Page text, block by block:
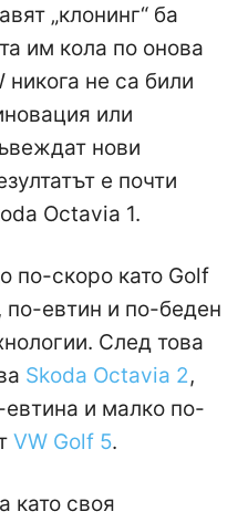
„клонинг“ ба
им кола по онова
не са били
или
нови
е почти
Octavia 1.
по-скоро като Golf
по-евтин и по-беден
След това
Skoda Octavia 2,
и малко по-
VW Golf 5.
като своя